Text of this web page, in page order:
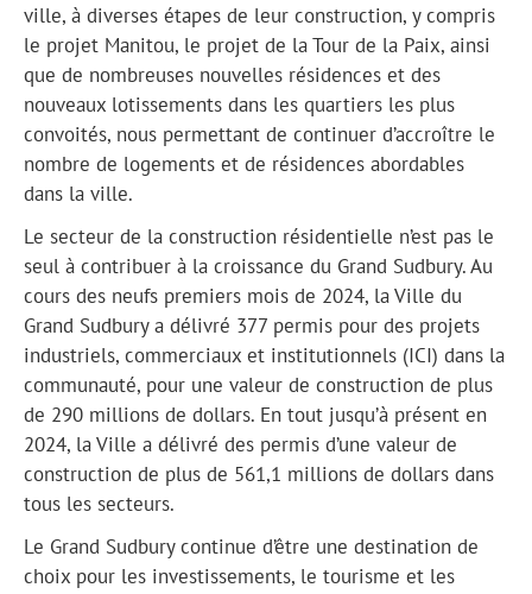
ville, à diverses étapes de leur construction, y compris
le projet Manitou, le projet de la Tour de la Paix, ainsi
que de nombreuses nouvelles résidences et des
nouveaux lotissements dans les quartiers les plus
convoités, nous permettant de continuer d’accroître le
nombre de logements et de résidences abordables
dans la ville.
Le secteur de la construction résidentielle n’est pas le
seul à contribuer à la croissance du Grand Sudbury. Au
cours des neufs premiers mois de 2024, la Ville du
Grand Sudbury a délivré 377 permis pour des projets
industriels, commerciaux et institutionnels (ICI) dans la
communauté, pour une valeur de construction de plus
de 290 millions de dollars. En tout jusqu’à présent en
2024, la Ville a délivré des permis d’une valeur de
construction de plus de 561,1 millions de dollars dans
tous les secteurs.
Le Grand Sudbury continue d’être une destination de
choix pour les investissements, le tourisme et les